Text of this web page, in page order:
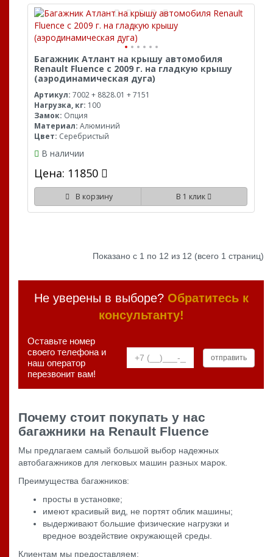
Багажник Атлант на крышу автомобиля
Renault Fluence с 2009 г. на гладкую крышу
(аэродинамическая дуга)
Артикул: 7002 + 8828.01 + 7151
Нагрузка, кг: 100
Замок: Опция
Материал: Алюминий
Цвет: Серебристый
В наличии
Цена: 11850
В корзину В 1 клик
Показано с 1 по 12 из 12 (всего 1 страниц)
Не уверены в выборе? Обратитесь к
консультанту!
Оставьте номер
своего телефона и
наш оператор
перезвонит вам!
Почему стоит покупать у нас
багажники на Renault Fluence
Мы предлагаем самый большой выбор надежных
автобагажников для легковых машин разных марок.
Преимущества багажников:
просты в установке;
имеют красивый вид, не портят облик машины;
выдерживают большие физические нагрузки и
вредное воздействие окружающей среды.
Клиентам мы предоставляем: